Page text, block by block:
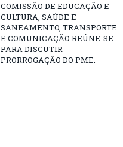
COMISSÃO DE EDUCAÇÃO E
CULTURA, SAÚDE E
SANEAMENTO, TRANSPORTE
E COMUNICAÇÃO REÚNE-SE
PARA DISCUTIR
PRORROGAÇÃO DO PME.